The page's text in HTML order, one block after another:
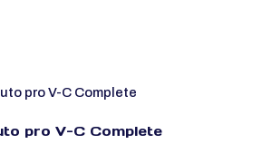
pro V-C Complete